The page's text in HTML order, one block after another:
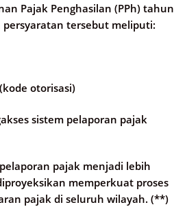
Pajak Penghasilan (PPh) tahun
persyaratan tersebut meliputi:
otorisasi)
sistem pelaporan pajak
pajak menjadi lebih
memperkuat proses
pajak di seluruh wilayah. (**)